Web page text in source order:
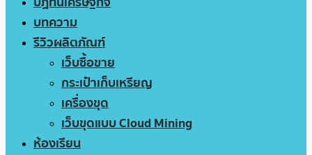
บทความ
รีวิวผลิตภัณฑ์
เว็บซื้อขาย
กระเป๋าเก็บเหรียญ
เครื่องขุด
เว็บขุดแบบ Cloud Mining
ห้องเรียน